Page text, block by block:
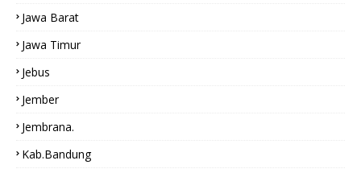
Jawa Barat
Jawa Timur
Jebus
Jember
Jembrana.
Kab.bandung